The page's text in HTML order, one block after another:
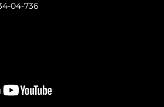
04-736